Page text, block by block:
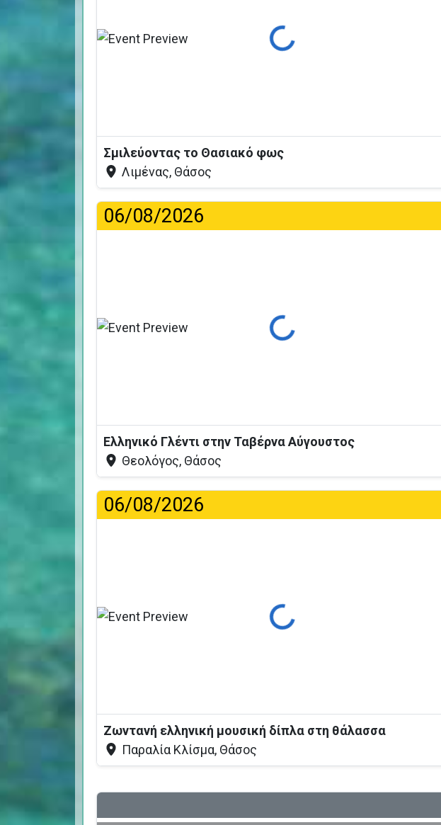
Φόρτωση...
Σμιλεύοντας το Θασιακό φως
Λιμένας, Θάσος
06/08/2026
Φόρτωση...
Ελληνικό Γλέντι στην Ταβέρνα Αύγουστος
Θεολόγος, Θάσος
06/08/2026
Φόρτωση...
Ζωντανή ελληνική μουσική δίπλα στη θάλασσα
Παραλία Κλίσμα, Θάσος